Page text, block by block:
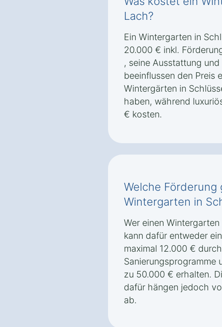
Lach?
Ein Wintergarten in
20.000 € inkl.
, seine Ausstattung
beeinflussen den Preis
Wintergärten in
haben, während
€ kosten.
Welche
Wintergarten in
Wer einen
kann dafür entweder
maximal 12.000 €
Sanierungsprogramme
zu 50.000 € erhalten.
dafür hängen jedoch
ab.